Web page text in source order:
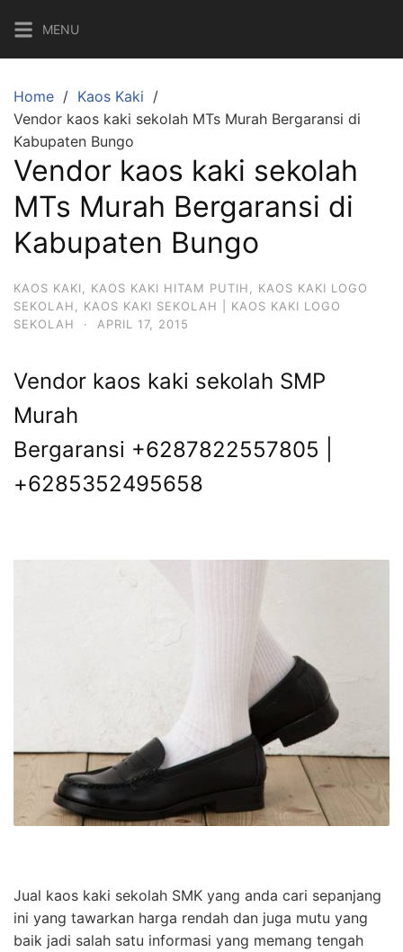
content
MENU
Home
Kaos Kaki
Vendor kaos kaki sekolah MTs Murah Bergaransi di
Kabupaten Bungo
Vendor kaos kaki sekolah
MTs Murah Bergaransi di
Kabupaten Bungo
KAOS KAKI KAOS KAKI HITAM PUTIH
KAOS KAKI LOGO
SEKOLAH
KAOS KAKI SEKOLAH | KAOS KAKI LOGO
SEKOLAH
· APRIL 17, 2015
Vendor kaos kaki sekolah SMP
Murah
Bergaransi +6287822557805 |
+6285352495658
Jual kaos kaki sekolah SMK yang anda cari sepanjang
ini yang tawarkan harga rendah dan juga mutu yang
baik jadi salah satu informasi yang memang tengah